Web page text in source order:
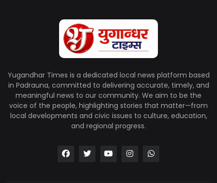
Yugandhar Times is a dedicated local news platform based
in Padrauna, committed to delivering accurate, timely, and
meaningful news to our community. We aim to be the
voice of the people, highlighting stories that matter—from
local developments and civic issues to culture, education,
and regional progress.